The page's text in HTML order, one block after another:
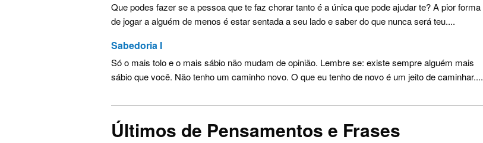
Que podes fazer se a pessoa que te faz chorar tanto é a única que pode ajudar te? A pior forma
de jogar a alguém de menos é estar sentada a seu lado e saber do que nunca será teu....
Sabedoria I
Só o mais tolo e o mais sábio não mudam de opinião. Lembre se: existe sempre alguém mais
sábio que você. Não tenho um caminho novo. O que eu tenho de novo é um jeito de caminhar....
Últimos de Pensamentos e Frases